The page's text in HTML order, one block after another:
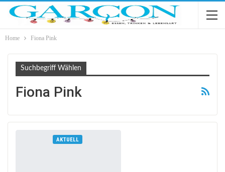
Home Fiona Pink
Suchbegriff Wählen
Fiona Pink
AKTUELL